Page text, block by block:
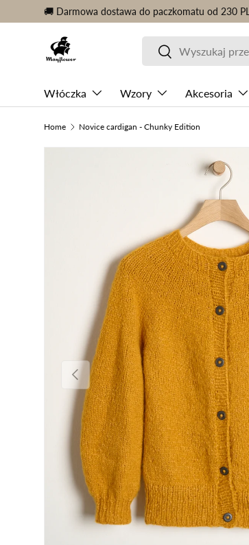
KONTYNUUJ TREŚĆ
🚚 Darmowa dostawa do paczkomatu od 230
SzukajSzukaj
Włóczka Wzory Akcesoria
Home Novice cardigan - Chunky Edition
POPRZEDNI